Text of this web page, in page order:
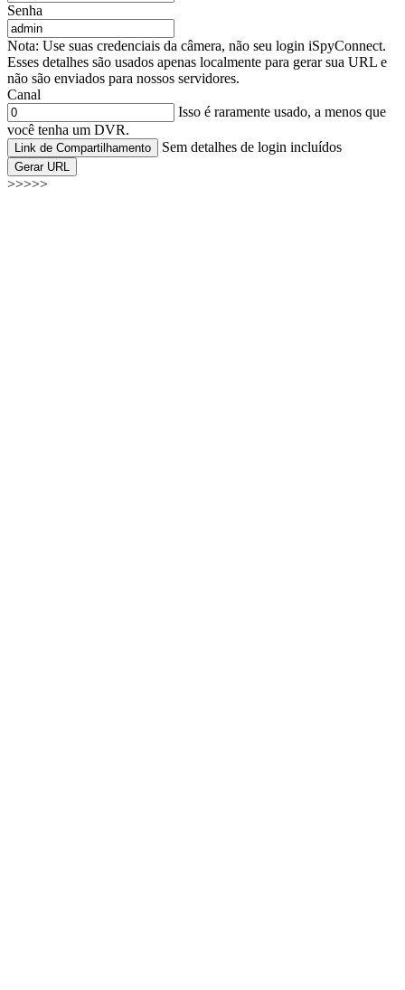
Senha
Nota: Use suas credenciais da câmera, não seu login iSpyConnect.
Esses detalhes são usados apenas localmente para gerar sua URL e
não são enviados para nossos servidores.
Canal
Isso é raramente usado, a menos que
você tenha um DVR.
Link de Compartilhamento Sem detalhes de login incluídos
Gerar URL
>>>>>